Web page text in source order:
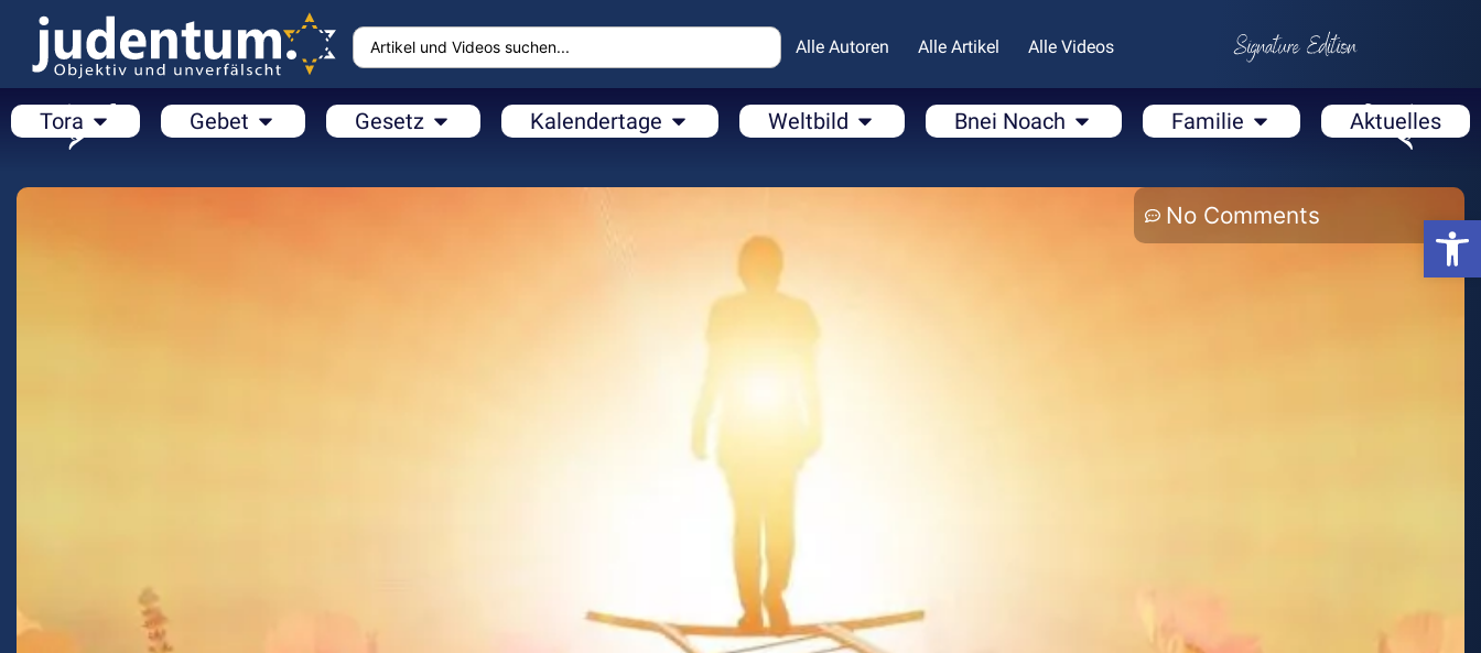
Alle Autoren Alle Artikel Alle Videos
Tora Gebet Gesetz Kalendertage Weltbild Bnei Noach Familie Aktuelles
No Comments